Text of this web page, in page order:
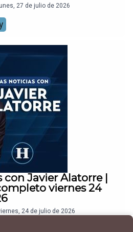
27 de julio de 2026
con Javier Alatorre |
viernes 24
24 de julio de 2026